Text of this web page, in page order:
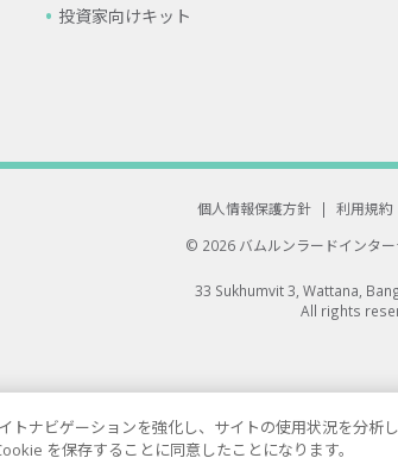
投資家向けキット
個人情報保護方針 | 利用規約
© 2026 バムルンラードインター
33 Sukhumvit 3, Wattana,
All rights
トナビゲーションを強化し、サイトの使用状況を分析
を保存することに同意したことになります。